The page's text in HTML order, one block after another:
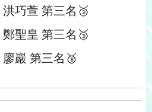
巧萱 第三名🥉
聖皇 第三名🥉
巖 第三名🥉